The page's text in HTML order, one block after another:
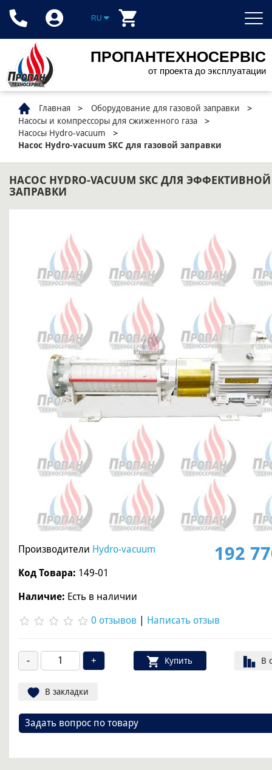
ПРОПАНТЕХНОСЕРВІС
от проекта до эксплуатации
RU
Главная
Оборудование для газовой заправки
Насосы и компрессоры для сжиженного газа
Насосы Hydro-vacuum
Насос Hydro-vacuum SKC для газовой заправки
НАСОС HYDRO-VACUUM SKC ДЛЯ
ЗАПРАВКИ
192
Производители Hydro-vacuum
Код Товара: 149-01
Наличие: Есть в наличии
0 отзывов Написать отзыв
Купить В
В закладки
Задать вопрос по товару